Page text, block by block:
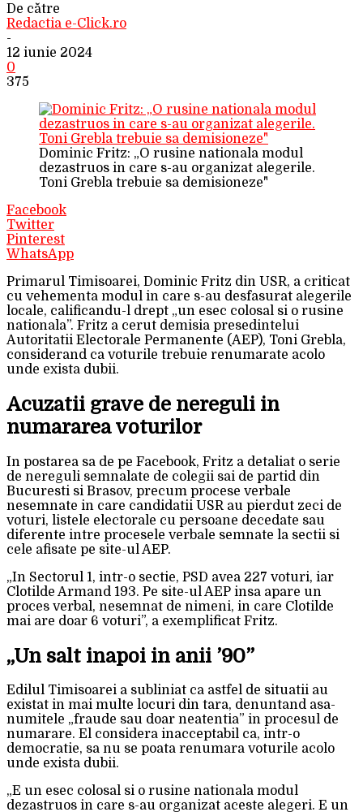
De către
Redactia e-Click.ro
-
12 iunie 2024
0
375
Dominic Fritz: „O rusine nationala modul
dezastruos in care s-au organizat alegerile.
Toni Grebla trebuie sa demisioneze"
Facebook
Twitter
Pinterest
WhatsApp
Primarul Timisoarei, Dominic Fritz din USR, a criticat
cu vehementa modul in care s-au desfasurat alegerile
locale, calificandu-l drept „un esec colosal si o rusine
nationala”. Fritz a cerut demisia presedintelui
Autoritatii Electorale Permanente (AEP), Toni Grebla,
considerand ca voturile trebuie renumarate acolo
unde exista dubii.
Acuzatii grave de nereguli in
numararea voturilor
In postarea sa de pe Facebook, Fritz a detaliat o serie
de nereguli semnalate de colegii sai de partid din
Bucuresti si Brasov, precum procese verbale
nesemnate in care candidatii USR au pierdut zeci de
voturi, listele electorale cu persoane decedate sau
diferente intre procesele verbale semnate la sectii si
cele afisate pe site-ul AEP.
„In Sectorul 1, intr-o sectie, PSD avea 227 voturi, iar
Clotilde Armand 193. Pe site-ul AEP insa apare un
proces verbal, nesemnat de nimeni, in care Clotilde
mai are doar 6 voturi”, a exemplificat Fritz.
„Un salt inapoi in anii ’90”
Edilul Timisoarei a subliniat ca astfel de situatii au
existat in mai multe locuri din tara, denuntand asa-
numitele „fraude sau doar neatentia” in procesul de
numarare. El considera inacceptabil ca, intr-o
democratie, sa nu se poata renumara voturile acolo
unde exista dubii.
„E un esec colosal si o rusine nationala modul
dezastruos in care s-au organizat aceste alegeri. E un